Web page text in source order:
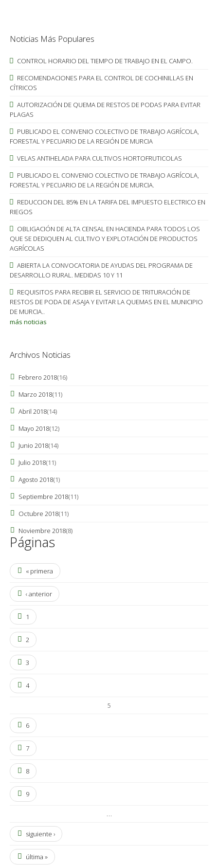
Noticias Más Populares
CONTROL HORARIO DEL TIEMPO DE TRABAJO EN EL CAMPO.
RECOMENDACIONES PARA EL CONTROL DE COCHINILLAS EN
CÍTRICOS
AUTORIZACIÓN DE QUEMA DE RESTOS DE PODAS PARA EVITAR
PLAGAS
PUBLICADO EL CONVENIO COLECTIVO DE TRABAJO AGRÍCOLA,
FORESTAL Y PECUARIO DE LA REGIÓN DE MURCIA
VELAS ANTIHELADA PARA CULTIVOS HORTOFRUTICOLAS
PUBLICADO EL CONVENIO COLECTIVO DE TRABAJO AGRÍCOLA,
FORESTAL Y PECUARIO DE LA REGIÓN DE MURCIA.
REDUCCION DEL 85% EN LA TARIFA DEL IMPUESTO ELECTRICO EN
RIEGOS
OBLIGACIÓN DE ALTA CENSAL EN HACIENDA PARA TODOS LOS
QUE SE DEDIQUEN AL CULTIVO Y EXPLOTACIÓN DE PRODUCTOS
AGRÍCOLAS
ABIERTA LA CONVOCATORIA DE AYUDAS DEL PROGRAMA DE
DESARROLLO RURAL. MEDIDAS 10 Y 11
REQUISITOS PARA RECIBIR EL SERVICIO DE TRITURACIÓN DE
RESTOS DE PODA DE ASAJA Y EVITAR LA QUEMAS EN EL MUNICIPIO
DE MURCIA..
más noticias
Archivos Noticias
Febrero 2018(16)
Marzo 2018(11)
Abril 2018(14)
Mayo 2018(12)
Junio 2018(14)
Julio 2018(11)
Agosto 2018(1)
Septiembre 2018(11)
Octubre 2018(11)
Noviembre 2018(8)
Páginas
« primera
‹ anterior
1
2
3
4
5
6
7
8
9
…
siguiente ›
última »